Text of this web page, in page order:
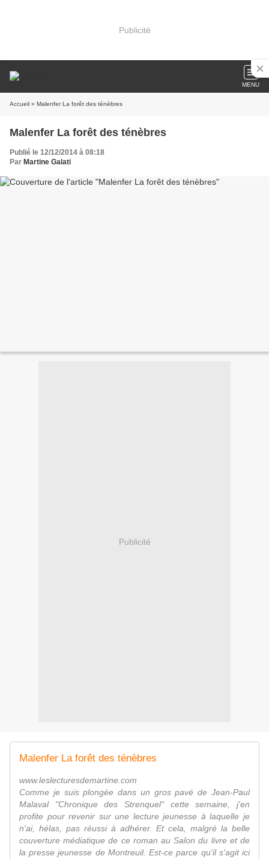
Publicité
MENU
Accueil » Malenfer La forêt des ténèbres
Malenfer La forêt des ténèbres
Publié le 12/12/2014 à 08:18
Par Martine Galati
Publicité
Malenfer La forêt des ténèbres
www.leslecturesdemartine.com
Comme je suis plongée dans un gros pavé de Jean-Paul
Malaval "Chronique des Strenquel" cette semaine, j'en
profite pour revenir sur une lecture jeunesse à laquelle je
n'ai, hélas, pas réussi à adhérer. Et cela, malgré la belle
couverture médiatique de ce roman au Salon du livre et de
la presse jeunesse de Montreuil. Est-ce parce qu'il s'agit ici